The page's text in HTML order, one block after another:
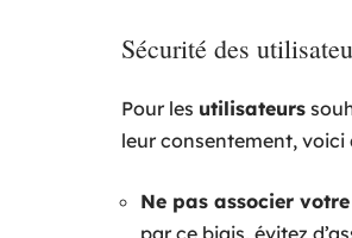
Sécurité des
Pour les utilisateurs
leur consentement,
Ne pas associer
par ce biais, évitez